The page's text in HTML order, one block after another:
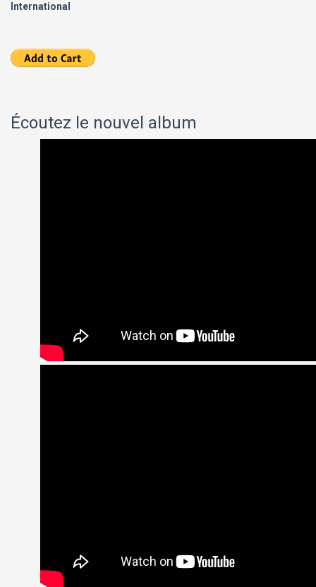
International
Écoutez le nouvel album